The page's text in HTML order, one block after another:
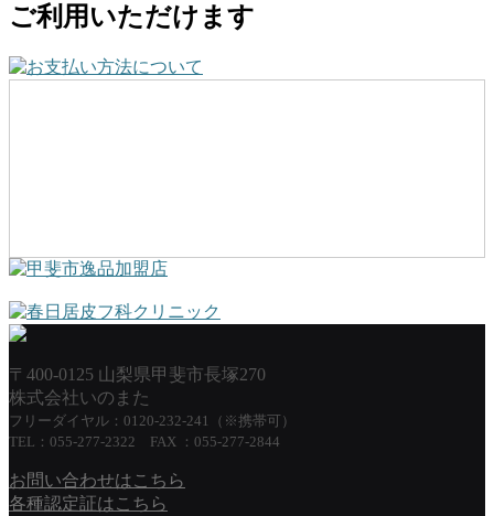
ご利用いただけます
〒400-0125 山梨県甲斐市長塚270
株式会社いのまた
フリーダイヤル：0120-232-241（※携帯可）
TEL：055-277-2322 FAX ：055-277-2844
お問い合わせはこちら
各種認定証はこちら